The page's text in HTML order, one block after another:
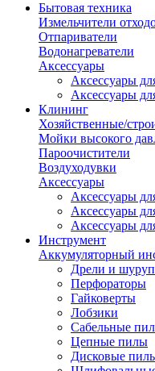
Бытовая техника
Измельчители
Отпариватели
Водонагреватели
Аксессуары
Аксессуары
Аксессуары
Клининг
Хозяйственные/
Мойки высокого
Пароочистители
Воздуходувки
Аксессуары
Аксессуары
Аксессуары
Аксессуары
Инструмент
Аккумуляторный
Дрели и
Перфораторы
Гайковерты
Лобзики
Сабельные
Цепные пилы
Дисковые